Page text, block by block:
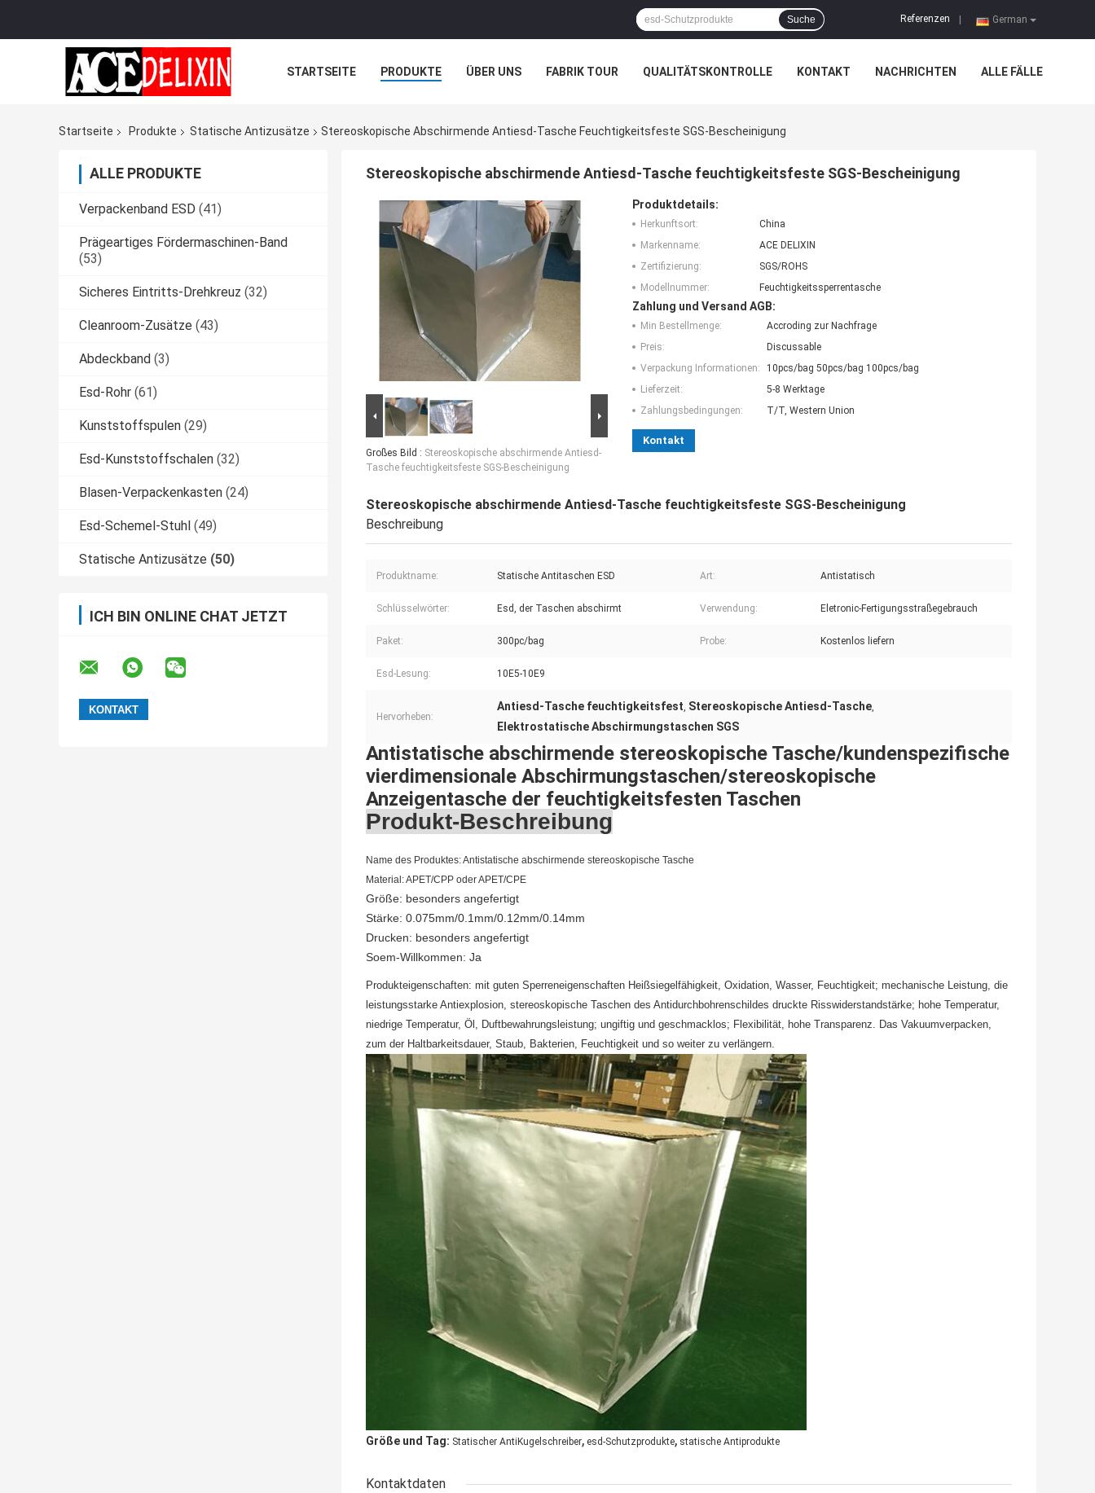
German
Referenzen
Suche
STARTSEITE PRODUKTE ÜBER UNS FABRIK TOUR QUALITÄTSKONTROLLE KONTAKT NACHRICHTEN ALLE FÄLLE
Startseite Produkte Statische Antizusätze Stereoskopische Abschirmende Antiesd-Tasche Feuchtigkeitsfeste SGS-Bescheinigung
ALLE PRODUKTE
Verpackenband ESD (41)
Prägeartiges Fördermaschinen-Band
(53)
Sicheres Eintritts-Drehkreuz (32)
Cleanroom-Zusätze (43)
Abdeckband (3)
Esd-Rohr (61)
Kunststoffspulen (29)
Esd-Kunststoffschalen (32)
Blasen-Verpackenkasten (24)
Esd-Schemel-Stuhl (49)
Statische Antizusätze (50)
ICH BIN ONLINE CHAT JETZT
Stereoskopische abschirmende Antiesd-Tasche feuchtigkeitsfeste SGS-Bescheinigung
Großes Bild : Stereoskopische abschirmende Antiesd-
Tasche feuchtigkeitsfeste SGS-Bescheinigung
Produktdetails:
Herkunftsort:
China
Markenname:
ACE DELIXIN
Zertifizierung:
SGS/ROHS
Modellnummer:
Feuchtigkeitssperrentasche
Zahlung und Versand AGB:
Min Bestellmenge:
Accroding zur Nachfrage
Preis:
Discussable
Verpackung Informationen:
10pcs/bag 50pcs/bag 100pcs/bag
Lieferzeit:
5-8 Werktage
Zahlungsbedingungen:
T/T, Western Union
Kontakt
Stereoskopische abschirmende Antiesd-Tasche feuchtigkeitsfeste SGS-Bescheinigung
Beschreibung
Produktname: Statische Antitaschen ESD Art: Antistatisch
Schlüsselwörter: Esd, der Taschen abschirmt Verwendung: Eletronic-Fertigungsstraßegebrauch
Paket: 300pc/bag Probe: Kostenlos liefern
Esd-Lesung: 10E5-10E9
Hervorheben:
Antiesd-Tasche feuchtigkeitsfest, Stereoskopische Antiesd-Tasche,
Elektrostatische Abschirmungstaschen SGS
Antistatische abschirmende stereoskopische Tasche/kundenspezifische
vierdimensionale Abschirmungstaschen/stereoskopische
Anzeigentasche der feuchtigkeitsfesten Taschen
Produkt-Beschreibung
Name des Produktes: Antistatische abschirmende stereoskopische Tasche
Material: APET/CPP oder APET/CPE
Größe: besonders angefertigt
Stärke: 0.075mm/0.1mm/0.12mm/0.14mm
Drucken: besonders angefertigt
Soem-Willkommen: Ja
Produkteigenschaften: mit guten Sperreneigenschaften Heißsiegelfähigkeit, Oxidation, Wasser, Feuchtigkeit; mechanische Leistung, die
leistungsstarke Antiexplosion, stereoskopische Taschen des Antidurchbohrenschildes druckte Risswiderstandstärke; hohe Temperatur,
niedrige Temperatur, Öl, Duftbewahrungsleistung; ungiftig und geschmacklos; Flexibilität, hohe Transparenz. Das Vakuumverpacken,
zum der Haltbarkeitsdauer, Staub, Bakterien, Feuchtigkeit und so weiter zu verlängern.
Größe und Tag: Statischer AntiKugelschreiber, esd-Schutzprodukte, statische Antiprodukte
Kontaktdaten